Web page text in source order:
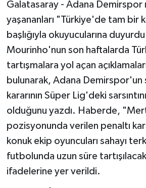
Galatasaray - Adana Demirspor
yaşananları "Türkiye'de tam bir
başlığıyla okuyucularına
Mourinho'nun son haftalarda
tartışmalara yol açan
bulunarak, Adana Demirspor'un
kararının Süper Lig'deki
olduğunu yazdı. Haberde,
pozisyonunda verilen penaltı
konuk ekip oyuncuları sahayı
futbolunda uzun süre
ifadelerine yer verildi.